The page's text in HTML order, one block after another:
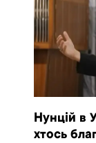
Нунцій в
хтось